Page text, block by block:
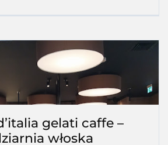
gelati caffe –
włoska